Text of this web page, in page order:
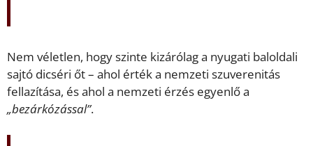
Nem véletlen, hogy szinte kizárólag a nyugati baloldali
sajtó dicséri őt – ahol érték a nemzeti szuverenitás
fellazítása, és ahol a nemzeti érzés egyenlő a
„bezárkózással”.